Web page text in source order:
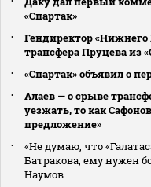
«Спартак»
Гендиректор «Нижнего
трансфера Пруцева из
«Спартак» объявил о
Алаев — о срыве
уезжать, то как
предложение»
«Не думаю, что
Батракова, ему нужен
Наумов